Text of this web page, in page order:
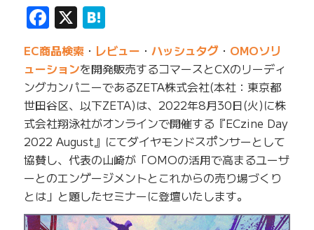
Facebook
X Hatena
EC商品検索・ レビュー ・ ハッシュタグ・ OMOソリ
ューションを開発販売するコマースとCXのリーディ
ングカンパニーであるZETA株式会社(本社：東京都
世田谷区、以下ZETA)は、2022年8月30日(火)に株
式会社翔泳社がオンラインで開催する『ECzine Day
2022 August』にてダイヤモンドスポンサーとして
協賛し、代表の山崎が「OMOの活用で高まるユーザ
ーとのエンゲージメントとこれからの売り場づくり
とは」と題したセミナーに登壇いたします。